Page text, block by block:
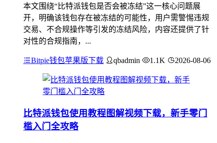
本文围绕“比特派钱包是否会被冻结”这一核心问题展
开，明确该钱包存在被冻结的可能性，用户需警惕违规
交易、不合规操作等引发的冻结风险，内容还提供了针
对性的合规指南，...
Bitpie钱包苹果版下载 qbadmin 1.1K 2026-08-06
比特派钱包使用教程图解视频下载，新手零门
槛入门全攻略